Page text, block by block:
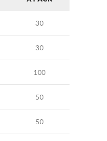
30
30
100
50
50